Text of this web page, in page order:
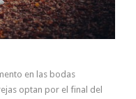
en las bodas
optan por el final del